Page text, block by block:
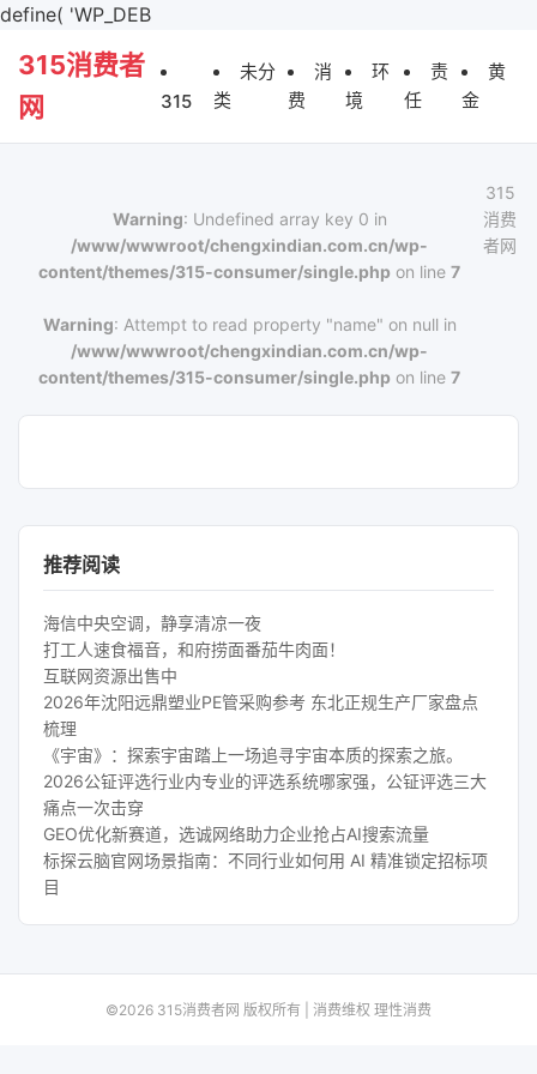
define( 'WP_DEB
315消费者
网
315
未分
类
消
费
环
境
责
任
黄
金
Warning: Undefined array key 0 in
/www/wwwroot/chengxindian.com.cn/wp-
content/themes/315-consumer/single.php on line7
Warning: Attempt to read property "name" on null in
/www/wwwroot/chengxindian.com.cn/wp-
content/themes/315-consumer/single.php on line7
315
消费
者网
推荐阅读
海信中央空调，静享清凉一夜
打工人速食福音，和府捞面番茄牛肉面！
互联网资源出售中
2026年沈阳远鼎塑业PE管采购参考 东北正规生产厂家盘点
梳理
《宇宙》：探索宇宙踏上一场追寻宇宙本质的探索之旅。
2026公钲评选行业内专业的评选系统哪家强，公钲评选三大
痛点一次击穿
GEO优化新赛道，选诚网络助力企业抢占AI搜索流量
标探云脑官网场景指南：不同行业如何用 AI 精准锁定招标项
目
©2026 315消费者网 版权所有 | 消费维权 理性消费